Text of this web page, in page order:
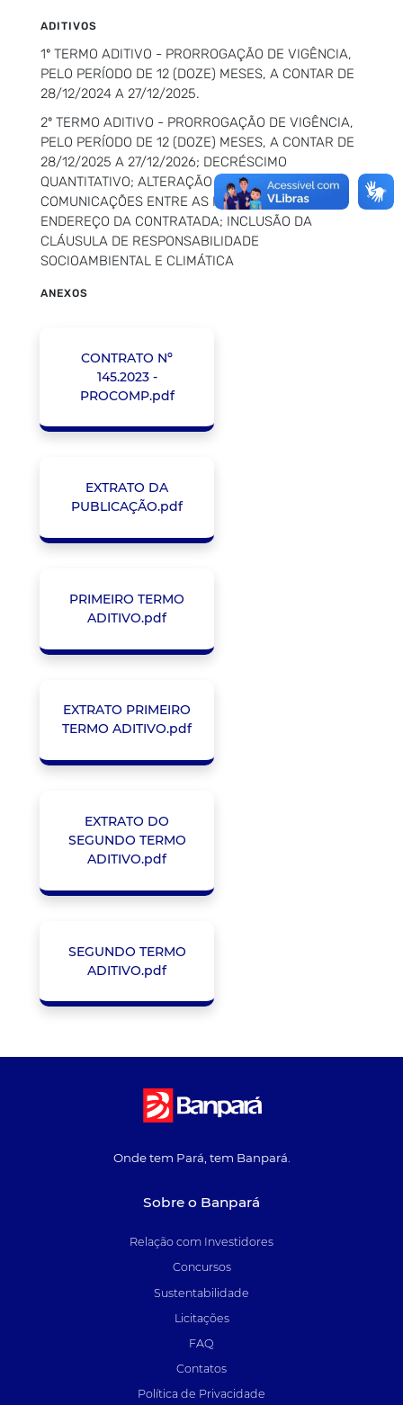
ADITIVOS
1º TERMO ADITIVO - PRORROGAÇÃO DE VIGÊNCIA,
PELO PERÍODO DE 12 (DOZE) MESES, A CONTAR DE
28/12/2024 A 27/12/2025.
2º TERMO ADITIVO - PRORROGAÇÃO DE VIGÊNCIA,
PELO PERÍODO DE 12 (DOZE) MESES, A CONTAR DE
28/12/2025 A 27/12/2026; DECRÉSCIMO
QUANTITATIVO; ALTERAÇÃO DO E-MAIL PARA
COMUNICAÇÕES ENTRE AS PARTES E DO
ENDEREÇO DA CONTRATADA; INCLUSÃO DA
CLÁUSULA DE RESPONSABILIDADE
SOCIOAMBIENTAL E CLIMÁTICA
ANEXOS
CONTRATO Nº
145.2023 -
PROCOMP.pdf
EXTRATO DA
PUBLICAÇÃO.pdf
PRIMEIRO TERMO
ADITIVO.pdf
EXTRATO PRIMEIRO
TERMO ADITIVO.pdf
EXTRATO DO
SEGUNDO TERMO
ADITIVO.pdf
SEGUNDO TERMO
ADITIVO.pdf
Onde tem Pará, tem Banpará.
Sobre o Banpará
Relação com Investidores
Concursos
Sustentabilidade
Licitações
FAQ
Contatos
Política de Privacidade